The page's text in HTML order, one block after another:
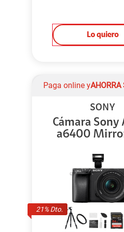
Lo quiero
21% Dto.
Paga online yAHORRA
SONY
Cámara Sony
a6400